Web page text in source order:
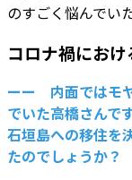
のすごく悩んでい
コロナ禍にお
ーー 内面ではモ
でいた高橋さんで
石垣島への移住を
たのでしょうか？